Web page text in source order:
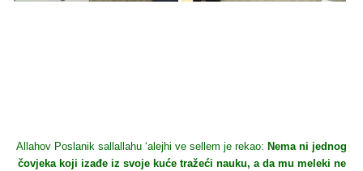
Allahov Poslanik sallallahu ‘alejhi ve sellem je rekao: Nema ni jednog
čovjeka koji izađe iz svoje kuće tražeći nauku, a da mu meleki ne